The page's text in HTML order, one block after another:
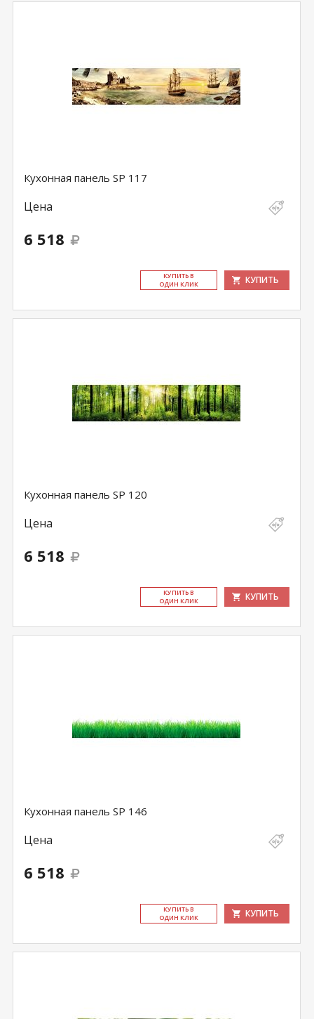
Кухонная панель SP 117
Цена
6 518
КУ­ПИТЬ В
ОДИН КЛИК
КУПИТЬ
Кухонная панель SP 120
Цена
6 518
КУ­ПИТЬ В
ОДИН КЛИК
КУПИТЬ
Кухонная панель SP 146
Цена
6 518
КУ­ПИТЬ В
ОДИН КЛИК
КУПИТЬ